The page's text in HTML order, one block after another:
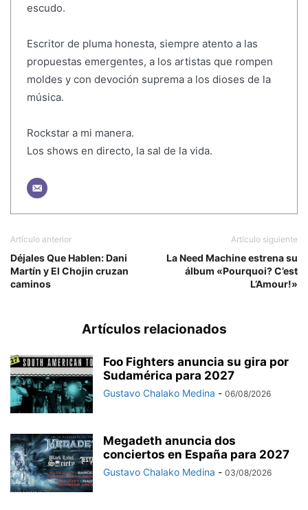
escudo.
Escritor de pluma honesta, siempre atento a las
propuestas emergentes, a los artistas que rompen
moldes y con devoción suprema a los dioses de la
música.
Rockstar a mi manera.
Los shows en directo, la sal de la vida.
Artículo anterior
Déjales Que Hablen: Dani
Martín y El Chojin cruzan
caminos
Artículo siguiente
La Need Machine estrena su
álbum «Pourquoi? C’est
L’Amour!»
Artículos relacionados
Foo Fighters anuncia su gira por
Sudamérica para 2027
Gustavo Chalako Medina - 06/08/2026
Megadeth anuncia dos
conciertos en España para 2027
Gustavo Chalako Medina - 03/08/2026